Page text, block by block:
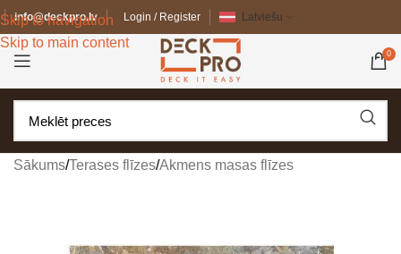
Skip to navigation
Skip to main content
info@deckpro.lv Login / Register Latviešu
0
Sākums/Terases flīzes/Akmens masas flīzes